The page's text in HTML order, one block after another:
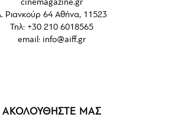
cinemagazine.gr
Ριανκούρ 64 Αθήνα, 11523
Τηλ: +30 210 6018565
email: info@aiff.gr
ΑΚΟΛΟΥΘΗΣΤΕ ΜΑΣ